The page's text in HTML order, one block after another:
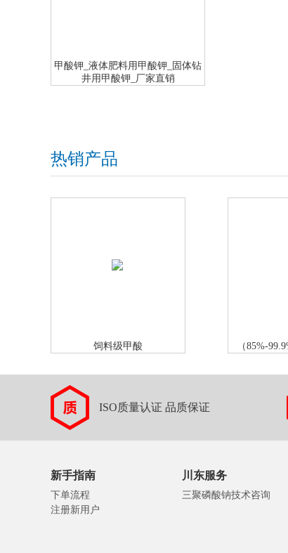
甲酸钾_液体肥料用甲酸钾_固体钻
井用甲酸钾_厂家直销
热销产品
饲料级甲酸 （85%-
ISO质量认证 品质保证
新手指南
下单流程
注册新用户
川东服务
三聚磷酸钠技术咨询